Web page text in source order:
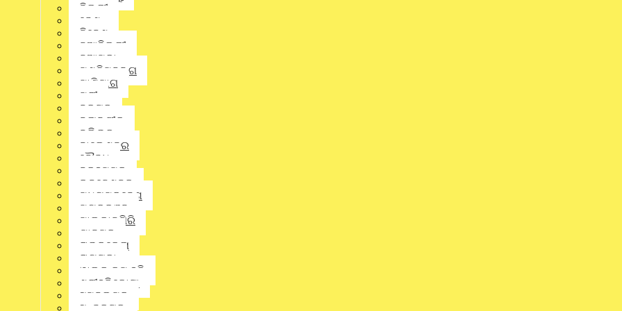
ଦିଲ୍ଲୀ
ଦେଶ
ନିବେଶ
ନୂଆଦିଲ୍ଲୀ
ନୂଆପଡା
ପଶ୍ଚିମବଙ୍ଗ
ପାଣିପାଗ
ପୁରୀ
ବରଗଡ଼
ବଲାଙ୍ଗୀର
ବଲିଉଡ୍
ବାଲେଶ୍ଵର
ବୌଦ୍ଧ
ବ୍ରହ୍ମପୁର
ଭୁବନେଶ୍ବର
ମଧ୍ୟପ୍ରଦେଶ
ମୟୂରଭଞ୍ଜ
ମାଲକାନଗିରି
ଯାଜପୁର
ରାଉରକେଲା
ରାୟଗଡ଼ା
ୱାଲ୍ଡ କପ୍ ହକି
ଶ୍ରୀହରିକୋଟା
ସମ୍ବଲପୁର
ସୁନ୍ଦରଗଡ଼
District Latest News, Odisha